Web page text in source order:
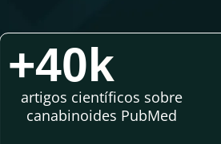
+40k
artigos científicos sobre
canabinoides PubMed